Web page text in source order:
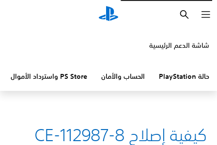
شاشة الدعم الرئيسية
حالة PlayStation الحساب والأمان PS Store واسترداد الأموال
كيفية إصلاح CE-112987-8